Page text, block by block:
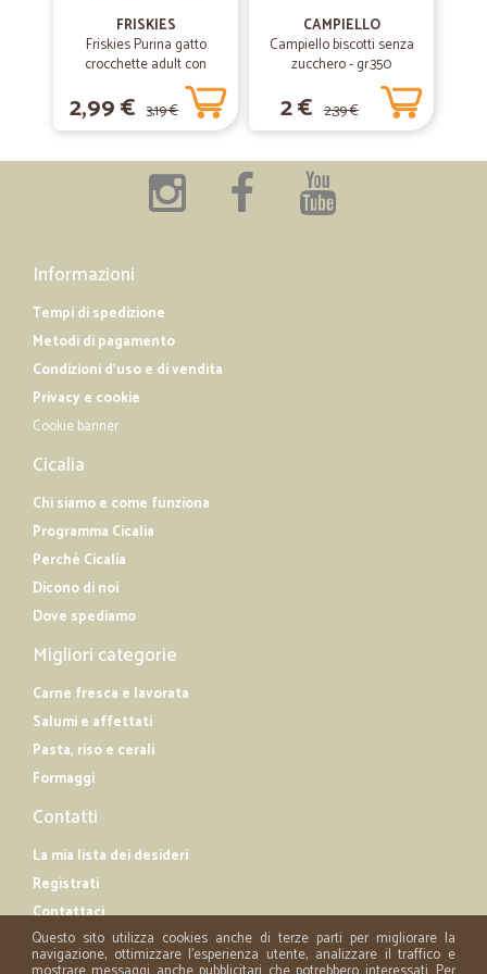
—Claudia M.
Estremamente professionali e puntualiottimo servizio
Estremamente professionali e puntuali
—Stefano P.
Non chiedete troppo ai clienti perché potrebbero spazientirsi.
Accontentavi delle stelle !
FRISKIES
Friskies Purina gatto
crocchette adult con
coniglio, pollo e verdure
scatola gr.400
2,99 € 3,19 €
CAMPIELLO
Campiello biscotti senza
zucchero - gr.350
2 € 2,39 €
Informazioni
Tempi di spedizione
Metodi di pagamento
Condizioni d'uso e di vendita
Privacy e cookie
Cookie banner
Cicalia
Chi siamo e come funziona
Programma Cicalia
Perché Cicalia
Dicono di noi
Dove spediamo
Migliori categorie
Carne fresca e lavorata
Salumi e affettati
Pasta, riso e cerali
Formaggi
Contatti
La mia lista dei desideri
Registrati
Contattaci
Questo sito utilizza cookies anche di terze parti per migliorare la
navigazione, ottimizzare l'esperienza utente, analizzare il traffico e